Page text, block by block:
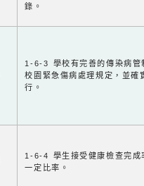
錄。
1-6-3 學校有完善的傳染病管
校園緊急傷病處理規定，並確
行。
1-6-4 學生接受健康檢查完成
一定比率。